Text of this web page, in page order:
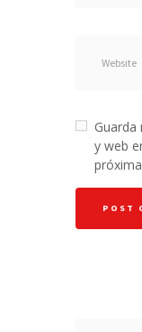
y web